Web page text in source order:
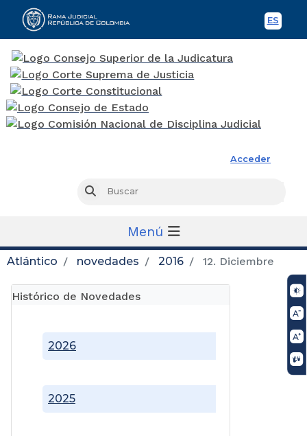
ES
Acceder
Buscar
Menú
Atlántico novedades 2016 12. Diciembre
Histórico de Novedades
2025
2026